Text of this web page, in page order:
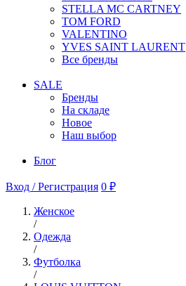
STELLA MC CARTNEY
TOM FORD
VALENTINO
YVES SAINT LAURENT
Все бренды
SALE
Бренды
На складе
Новое
Наш выбор
Блог
Вход / Регистрация 0 ₽
Женское
/
Одежда
/
Футболка
/